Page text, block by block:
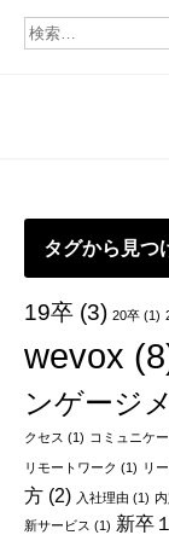
夢
ナ
ビ
ョ
ン
タグから見つ
19卒(3) 20卒(1)
wevox
ンゲージ
クセス (1) コミュニケ
リモートワーク (1) リ
方(2) 入社理由 (1)
新サービス (1) 新卒